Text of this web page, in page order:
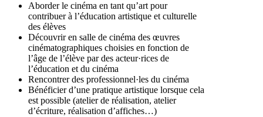
Aborder le cinéma en tant qu’art pour
contribuer à l’éducation artistique et culturelle
des élèves
Découvrir en salle de cinéma des œuvres
cinématographiques choisies en fonction de
l’âge de l’élève par des acteur·rices de
l’éducation et du cinéma
Rencontrer des professionnel·les du cinéma
Bénéficier d’une pratique artistique lorsque cela
est possible (atelier de réalisation, atelier
d’écriture, réalisation d’affiches…)